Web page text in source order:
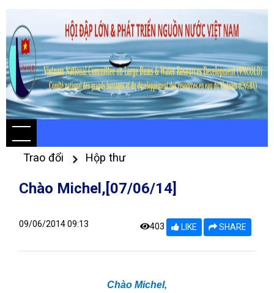
Trao đổi Hộp thư
Chào Michel,[07/06/14]
09/06/2014 09:13 403 LIKE SHARE
Chào Michel,